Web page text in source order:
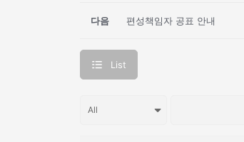
편성책임자 공표 안내
다음
List